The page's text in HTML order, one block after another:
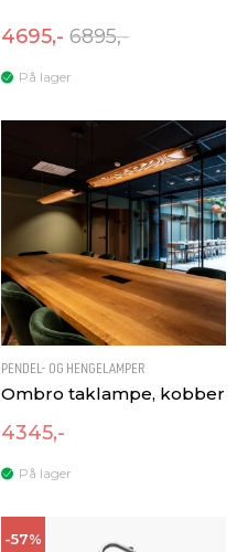
4695,- 6895,-
På lager
PENDEL- OG HENGELAMPER
Ombro taklampe, kobber
4345,-
På lager
-57%